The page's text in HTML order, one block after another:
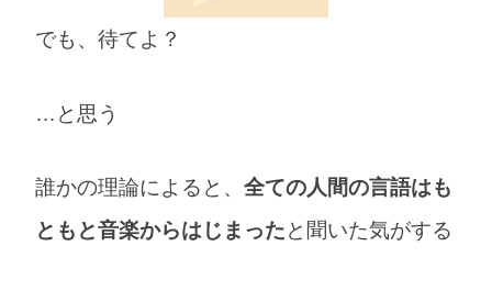
でも、待てよ？
…と思う
誰かの理論によると、全ての人間の言語はも
ともと音楽からはじまったと聞いた気がする